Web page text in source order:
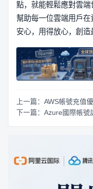
點，就能輕鬆應對雲
幫助每一位雲端用戶
安心，用得放心，創造
上一篇：AWS帳號充值
下一篇：Azure國際帳